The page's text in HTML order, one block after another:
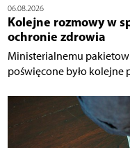
06.08.2026
Kolejne rozmowy w
ochronie zdrowia
Ministerialnemu
poświęcone było kolejne